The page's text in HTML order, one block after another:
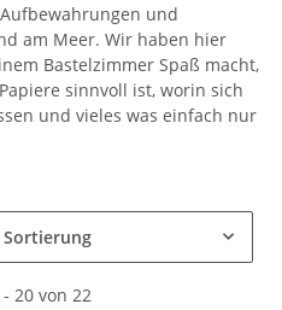
und
am Meer. Wir haben hier
Bastelzimmer Spaß macht,
sinnvoll ist, worin sich
und vieles was einfach nur
20 von 22